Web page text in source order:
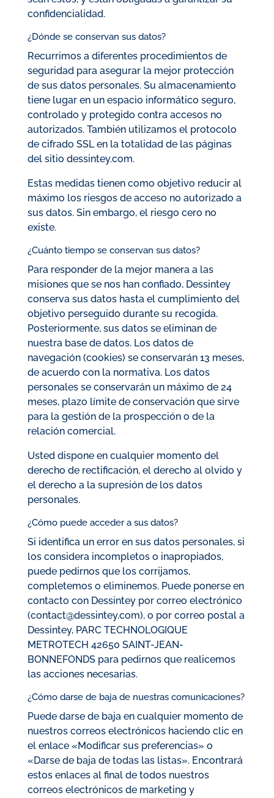
confidencialidad.
¿Dónde se conservan sus datos?
Recurrimos a diferentes procedimientos de
seguridad para asegurar la mejor protección
de sus datos personales. Su almacenamiento
tiene lugar en un espacio informático seguro,
controlado y protegido contra accesos no
autorizados. También utilizamos el protocolo
de cifrado SSL en la totalidad de las páginas
del sitio dessintey.com.
Estas medidas tienen como objetivo reducir al
máximo los riesgos de acceso no autorizado a
sus datos. Sin embargo, el riesgo cero no
existe.
¿Cuánto tiempo se conservan sus datos?
Para responder de la mejor manera a las
misiones que se nos han confiado, Dessintey
conserva sus datos hasta el cumplimiento del
objetivo perseguido durante su recogida.
Posteriormente, sus datos se eliminan de
nuestra base de datos. Los datos de
navegación (cookies) se conservarán 13 meses,
de acuerdo con la normativa. Los datos
personales se conservarán un máximo de 24
meses, plazo límite de conservación que sirve
para la gestión de la prospección o de la
relación comercial.
Usted dispone en cualquier momento del
derecho de rectificación, el derecho al olvido y
el derecho a la supresión de los datos
personales.
¿Cómo puede acceder a sus datos?
Si identifica un error en sus datos personales, si
los considera incompletos o inapropiados,
puede pedirnos que los corrijamos,
completemos o eliminemos. Puede ponerse en
contacto con Dessintey por correo electrónico
(contact@dessintey.com), o por correo postal a
Dessintey, PARC TECHNOLOGIQUE
METROTECH 42650 SAINT-JEAN-
BONNEFONDS para pedirnos que realicemos
las acciones necesarias.
¿Cómo darse de baja de nuestras comunicaciones?
Puede darse de baja en cualquier momento de
nuestros correos electrónicos haciendo clic en
el enlace «Modificar sus preferencias» o
«Darse de baja de todas las listas». Encontrará
estos enlaces al final de todos nuestros
correos electrónicos de marketing y